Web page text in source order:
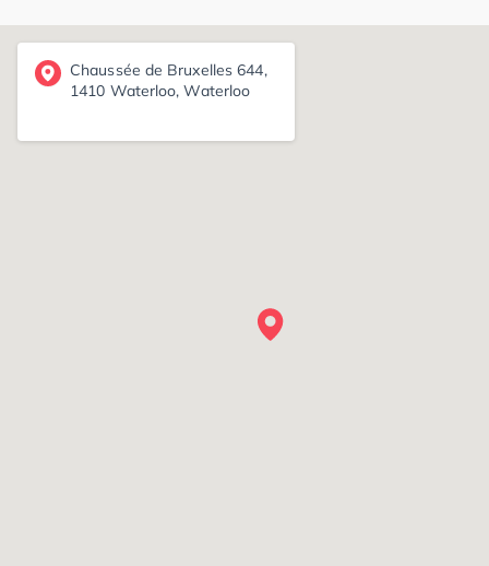
Chaussée de Bruxelles 644,
1410 Waterloo, Waterloo